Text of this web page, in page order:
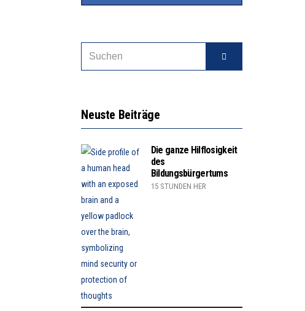
Neuste Beiträge
Die ganze Hilflosigkeit
des
Bildungsbürgertums
15 STUNDEN HER